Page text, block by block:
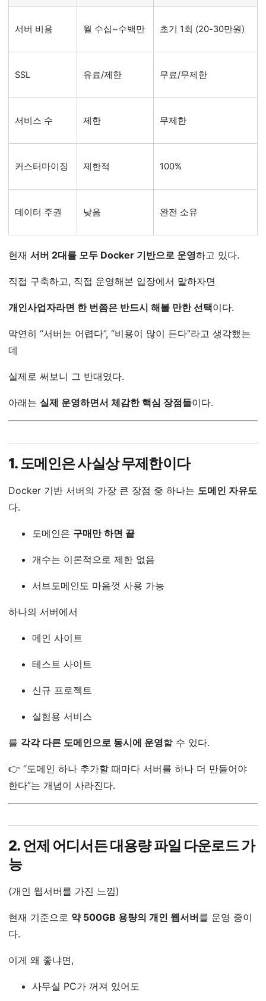
서버 비용 월 수십~수백만 초기 1회 (20-30만원)
SSL 유료/제한 무료/무제한
서비스 수 제한 무제한
커스터마이징 제한적 100%
데이터 주권 낮음 완전 소유
현재 서버 2대를 모두 Docker 기반으로 운영하고 있다.
직접 구축하고, 직접 운영해본 입장에서 말하자면
개인사업자라면 한 번쯤은 반드시 해볼 만한 선택이다.
막연히 “서버는 어렵다”, “비용이 많이 든다”라고 생각했는
데
실제로 써보니 그 반대였다.
아래는 실제 운영하면서 체감한 핵심 장점들이다.
1. 도메인은 사실상 무제한이다
Docker 기반 서버의 가장 큰 장점 중 하나는 도메인 자유도
다.
도메인은 구매만 하면 끝
개수는 이론적으로 제한 없음
서브도메인도 마음껏 사용 가능
하나의 서버에서
메인 사이트
테스트 사이트
신규 프로젝트
실험용 서비스
를 각각 다른 도메인으로 동시에 운영할 수 있다.
👉 “도메인 하나 추가할 때마다 서버를 하나 더 만들어야
한다”는 개념이 사라진다.
2. 언제 어디서든 대용량 파일 다운로드 가
능
(개인 웹서버를 가진 느낌)
현재 기준으로 약 500GB 용량의 개인 웹서버를 운영 중이
다.
이게 왜 좋냐면,
사무실 PC가 꺼져 있어도